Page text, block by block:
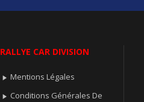
RALLYE CAR DIVISION
 Mentions Légales
 Conditions Générales De